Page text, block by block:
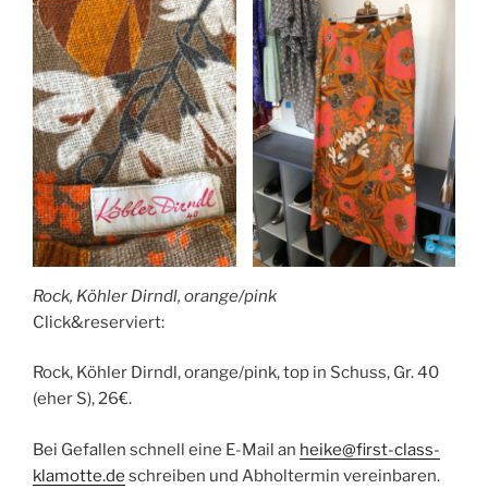
Rock, Köhler Dirndl, orange/pink
Click&reserviert:
Rock, Köhler Dirndl, orange/pink, top in Schuss, Gr. 40
(eher S), 26€.
Bei Gefallen schnell eine E-Mail an heike@first-class-
klamotte.de schreiben und Abholtermin vereinbaren.